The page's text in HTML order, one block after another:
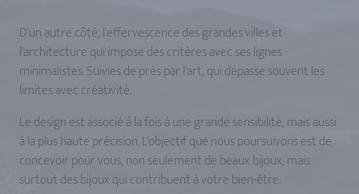
D'un autre côté, l'effervescence des grandes villes et
l'architecture qui impose des critères avec ses lignes
minimalistes. Suivies de près par l'art, qui dépasse souvent les
limites avec créativité.
Le design est associé à la fois à une grande sensibilité, mais aussi
à la plus haute précision. L'objectif que nous poursuivons est de
concevoir pour vous, non seulement de beaux bijoux, mais
surtout des bijoux qui contribuent à votre bien-être.